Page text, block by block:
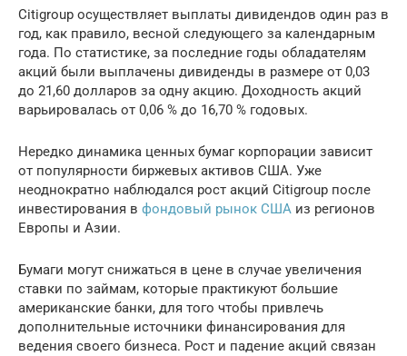
Citigroup осуществляет выплаты дивидендов один раз в
год, как правило, весной следующего за календарным
года. По статистике, за последние годы обладателям
акций были выплачены дивиденды в размере от 0,03
до 21,60 долларов за одну акцию. Доходность акций
варьировалась от 0,06 % до 16,70 % годовых.
Нередко динамика ценных бумаг корпорации зависит
от популярности биржевых активов США. Уже
неоднократно наблюдался рост акций Citigroup после
инвестирования в фондовый рынок США из регионов
Европы и Азии.
Бумаги могут снижаться в цене в случае увеличения
ставки по займам, которые практикуют большие
американские банки, для того чтобы привлечь
дополнительные источники финансирования для
ведения своего бизнеса. Рост и падение акций связан